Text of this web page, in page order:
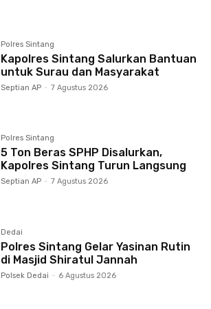
Polres Sintang
Kapolres Sintang Salurkan Bantuan
untuk Surau dan Masyarakat
Septian AP - 7 Agustus 2026
Polres Sintang
5 Ton Beras SPHP Disalurkan,
Kapolres Sintang Turun Langsung
Septian AP - 7 Agustus 2026
Dedai
Polres Sintang Gelar Yasinan Rutin
di Masjid Shiratul Jannah
Polsek Dedai - 6 Agustus 2026